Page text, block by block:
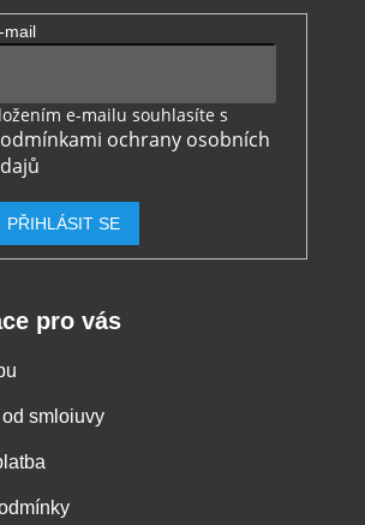
mail
e-mailu souhlasíte s
ochrany osobních
PŘIHLÁSIT SE
pro vás
smloiuvy